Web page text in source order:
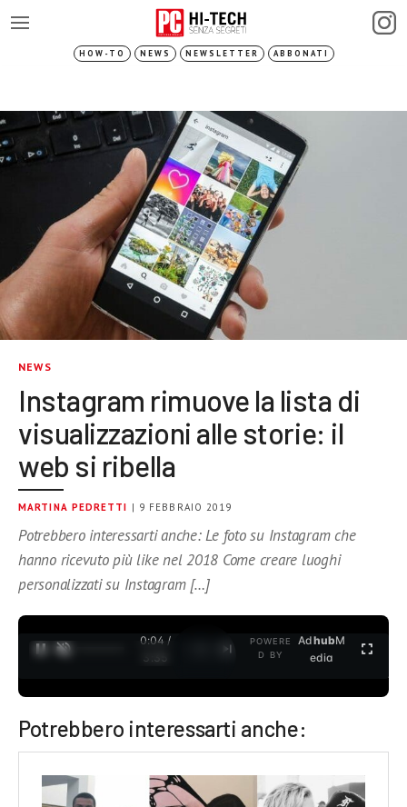
HOW-TO NEWS NEWSLETTER ABBONATI
NEWS
Instagram rimuove la lista di
visualizzazioni alle storie: il
web si ribella
MARTINA PEDRETTI | 9 FEBBRAIO 2019
Potrebbero interessarti anche: Le foto su Instagram che
hanno ricevuto più like nel 2018 Come creare luoghi
personalizzati su Instagram […]
0:04 /
3:35
POWERE
D BY
AdhubM
edia
Potrebbero interessarti anche: